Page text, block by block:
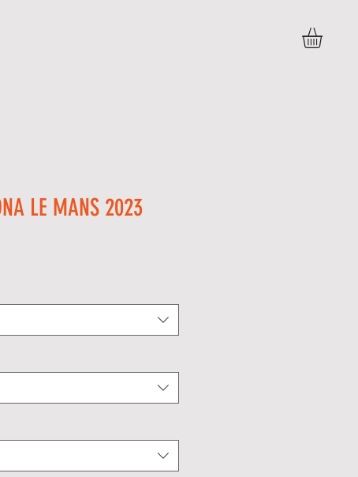
LE MANS 2023